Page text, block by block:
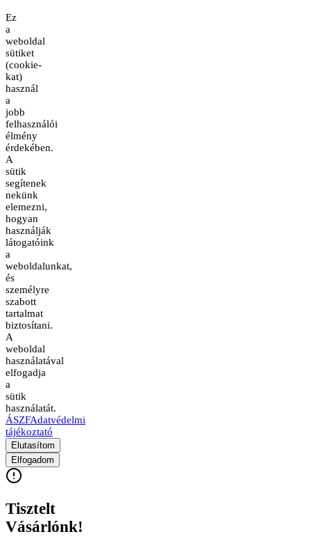
Ez
a
weboldal
sütiket
(cookie-
kat)
használ
a
jobb
felhasználói
élmény
érdekében.
A
sütik
segítenek
nekünk
elemezni,
hogyan
használják
látogatóink
a
weboldalunkat,
és
személyre
szabott
tartalmat
biztosítani.
A
weboldal
használatával
elfogadja
a
sütik
használatát.
ÁSZFAdatvédelmi
tájékoztató
Elutasítom
Elfogadom
Tisztelt
Vásárlónk!